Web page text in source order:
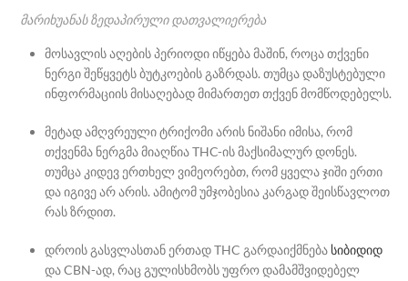
მარიხუანას ზედაპირული დათვალიერება
მოსავლის აღების პერიოდი იწყება მაშინ, როცა თქვენი
ნერგი შეწყვეტს ბუტკოების გაზრდას. თუმცა დაზუსტებული
ინფორმაციის მისაღებად მიმართეთ თქვენ მომწოდებელს.
მეტად ამღვრეული ტრიქომიარის ნიშანი იმისა, რომ
თქვენმა ნერგმა მიაღწიაTHC-ის მაქსიმალურ დონეს.
თუმცა კიდევ ერთხელ ვიმეორებთ, რომ ყველა ჯიში ერთი
და იგივე არ არის. ამიტომ უმჯობესია კარგად შეისწავლოთ
რას ზრდით.
დროის გასვლასთან ერთად THC გარდაიქმნება სიბიდიდ
და CBN-ად, რაც გულისხმობს უფრო დამამშვიდებელ